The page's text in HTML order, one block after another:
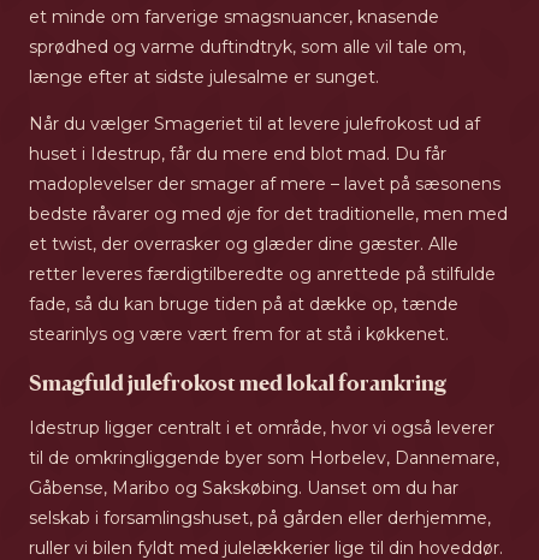
et minde om farverige smagsnuancer, knasende
sprødhed og varme duftindtryk, som alle vil tale om,
længe efter at sidste julesalme er sunget.
Når du vælger Smageriet til at levere julefrokost ud af
huset i Idestrup, får du mere end blot mad. Du får
madoplevelser der smager af mere – lavet på sæsonens
bedste råvarer og med øje for det traditionelle, men med
et twist, der overrasker og glæder dine gæster. Alle
retter leveres færdigtilberedte og anrettede på stilfulde
fade, så du kan bruge tiden på at dække op, tænde
stearinlys og være vært frem for at stå i køkkenet.
Smagfuld julefrokost med lokal forankring
Idestrup ligger centralt i et område, hvor vi også leverer
til de omkringliggende byer som Horbelev, Dannemare,
Gåbense, Maribo og Sakskøbing. Uanset om du har
selskab i forsamlingshuset, på gården eller derhjemme,
ruller vi bilen fyldt med julelækkerier lige til din hoveddør.